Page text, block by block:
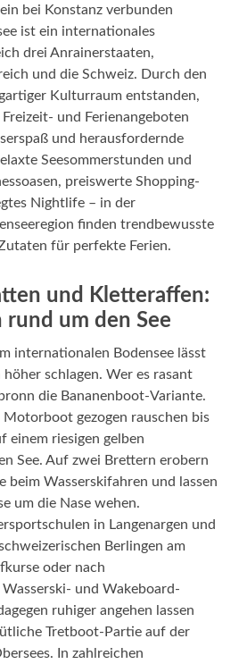
bei Konstanz verbunden
ist ein internationales
drei Anrainerstaaten,
und die Schweiz. Durch den
Kulturraum entstanden,
und Ferienangeboten
und herausfordernde
Seesommerstunden und
preiswerte Shopping-
Nightlife – in der
finden trendbewusste
für perfekte Ferien.
und Kletteraffen:
um den See
internationalen Bodensee lässt
schlagen. Wer es rasant
die Bananenboot-Variante.
gezogen rauschen bis
einem riesigen gelben
See. Auf zwei Brettern erobern
beim Wasserskifahren und lassen
um die Nase wehen.
in Langenargen und
Berlingen am
oder nach
und Wakeboard-
ruhiger angehen lassen
Tretboot-Partie auf der
In zahlreichen